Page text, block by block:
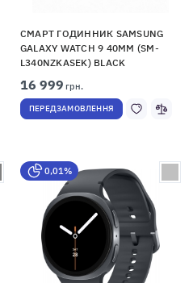
СМАРТ ГОДИННИК SAMSUNG
GALAXY WATCH 9 40MM (SM-
L340NZKASEK) BLACK
16 999 грн.
ПЕРЕДЗАМОВЛЕННЯ
0,01%